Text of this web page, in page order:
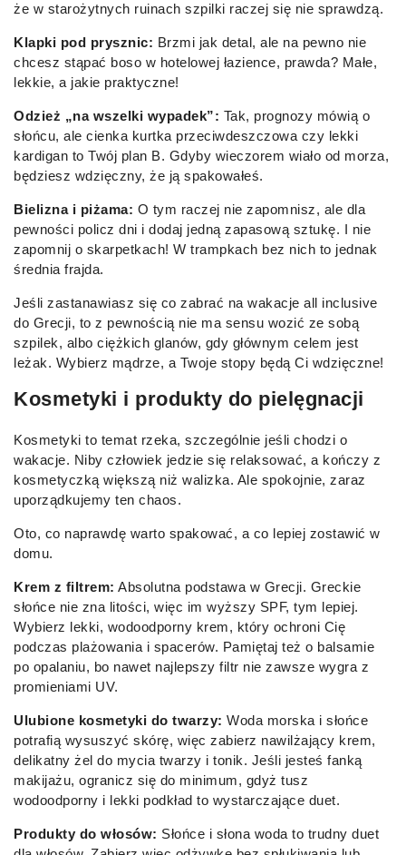
że w starożytnych ruinach szpilki raczej się nie sprawdzą.
Klapki pod prysznic: Brzmi jak detal, ale na pewno nie
chcesz stąpać boso w hotelowej łazience, prawda? Małe,
lekkie, a jakie praktyczne!
Odzież „na wszelki wypadek”: Tak, prognozy mówią o
słońcu, ale cienka kurtka przeciwdeszczowa czy lekki
kardigan to Twój plan B. Gdyby wieczorem wiało od morza,
będziesz wdzięczny, że ją spakowałeś.
Bielizna i piżama: O tym raczej nie zapomnisz, ale dla
pewności policz dni i dodaj jedną zapasową sztukę. I nie
zapomnij o skarpetkach! W trampkach bez nich to jednak
średnia frajda.
Jeśli zastanawiasz się co zabrać na wakacje all inclusive
do Grecji, to z pewnością nie ma sensu wozić ze sobą
szpilek, albo ciężkich glanów, gdy głównym celem jest
leżak. Wybierz mądrze, a Twoje stopy będą Ci wdzięczne!
Kosmetyki i produkty do pielęgnacji
Kosmetyki to temat rzeka, szczególnie jeśli chodzi o
wakacje. Niby człowiek jedzie się relaksować, a kończy z
kosmetyczką większą niż walizka. Ale spokojnie, zaraz
uporządkujemy ten chaos.
Oto, co naprawdę warto spakować, a co lepiej zostawić w
domu.
Krem z filtrem: Absolutna podstawa w Grecji. Greckie
słońce nie zna litości, więc im wyższy SPF, tym lepiej.
Wybierz lekki, wodoodporny krem, który ochroni Cię
podczas plażowania i spacerów. Pamiętaj też o balsamie
po opalaniu, bo nawet najlepszy filtr nie zawsze wygra z
promieniami UV.
Ulubione kosmetyki do twarzy: Woda morska i słońce
potrafią wysuszyć skórę, więc zabierz nawilżający krem,
delikatny żel do mycia twarzy i tonik. Jeśli jesteś fanką
makijażu, ogranicz się do minimum, gdyż tusz
wodoodporny i lekki podkład to wystarczające duet.
Produkty do włosów: Słońce i słona woda to trudny duet